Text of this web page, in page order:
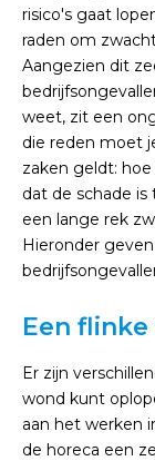
risico's gaat
raden om
Aangezien dit
weet, zit een
die reden moet
zaken geldt:
dat de schade is
een lange rek
Hieronder
Een flinke
Er zijn
wond kunt
aan het werken
de horeca een